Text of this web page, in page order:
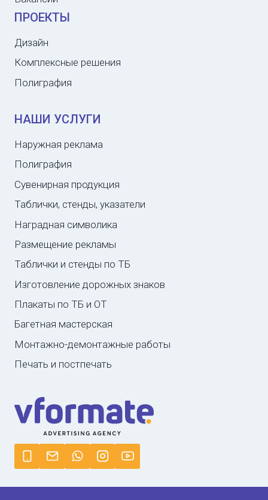
ПРОЕКТЫ
Дизайн
Комплексные решения
Полиграфия
НАШИ УСЛУГИ
Наружная реклама
Полиграфия
Сувенирная продукция
Таблички, стенды, указатели
Наградная символика
Размещение рекламы
Таблички и стенды по ТБ
Изготовление дорожных знаков
Плакаты по ТБ и ОТ
Багетная мастерская
Монтажно-демонтажные работы
Печать и постпечать